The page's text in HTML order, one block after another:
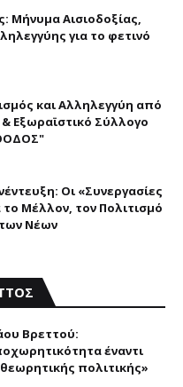
Mήνυμα Aισιοδοξίας,
για το φετινό
και Aλληλεγγύη από
& Εξωραϊστικό Σύλλογο
Οι «Συνεργασίες
Μέλλον, τον Πολιτισμό
Νέων
Bρεττού:
έναντι
πολιτικής»